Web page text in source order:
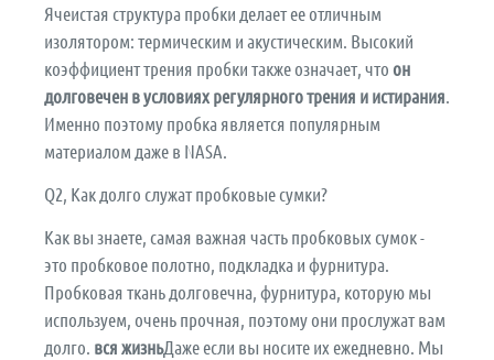
Ячеистая структура пробки делает ее отличным
изолятором: термическим и акустическим. Высокий
коэффициент трения пробки также означает, что он
долговечен в условиях регулярного трения и истирания
Именно поэтому пробка является популярным
материалом даже в NASA.
Q2, Как долго служат пробковые сумки?
Как вы знаете, самая важная часть пробковых сумок -
это пробковое полотно, подкладка и фурнитура.
Пробковая ткань долговечна, фурнитура, которую мы
используем, очень прочная, поэтому они прослужат вам
долго. вся жизньДаже если вы носите их ежедневно. Мы